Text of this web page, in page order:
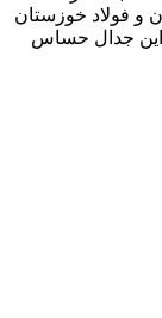
و فولاد خوزستان
این جدال حساس